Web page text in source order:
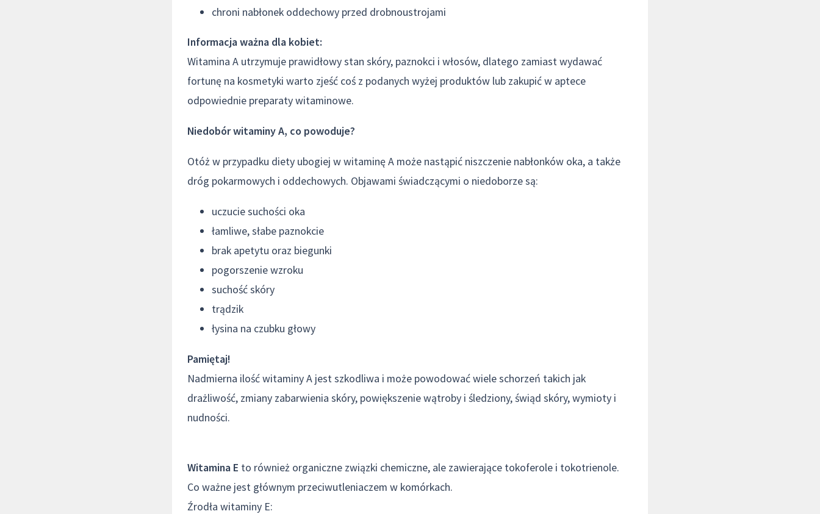
chroni nabłonek oddechowy przed drobnoustrojami
Informacja ważna dla kobiet:
Witamina A utrzymuje prawidłowy stan skóry, paznokci i włosów, dlatego zamiast wydawać
fortunę na kosmetyki warto zjeść coś z podanych wyżej produktów lub zakupić w aptece
odpowiednie preparaty witaminowe.
Niedobór witaminy A, co powoduje?
Otóż w przypadku diety ubogiej w witaminę A może nastąpić niszczenie nabłonków oka, a także
dróg pokarmowych i oddechowych. Objawami świadczącymi o niedoborze są:
uczucie suchości oka
łamliwe, słabe paznokcie
brak apetytu oraz biegunki
pogorszenie wzroku
suchość skóry
trądzik
łysina na czubku głowy
Pamiętaj!
Nadmierna ilość witaminy A jest szkodliwa i może powodować wiele schorzeń takich jak
drażliwość, zmiany zabarwienia skóry, powiększenie wątroby i śledziony, świąd skóry, wymioty i
nudności.
Witamina E to również organiczne związki chemiczne, ale zawierające tokoferole i tokotrienole.
Co ważne jest głównym przeciwutleniaczem w komórkach.
Źrodła witaminy E: